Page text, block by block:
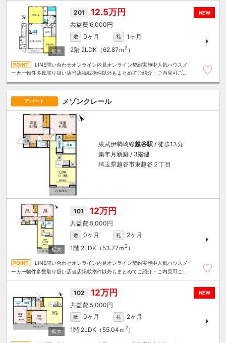
NEW
201 12.5万円
6,000円
敷 0ヶ月 礼
1ヶ月
2階 2LDK（62.87ｍ 2）
LINE問い合わせオンライン内見オンライン契約実施中人気ハウスメ
ーカー物件多数取り扱い店当店掲載物件以外もまとめてご紹介・ご内見可ご予
アパート メゾンクレール
東武伊勢崎線越谷駅 / 徒歩13分
築年月新築 / 3階建
埼玉県越谷市東越谷２丁目
101 12万円
5,000円
敷 0ヶ月 礼
2ヶ月
1階 2LDK（53.77ｍ 2）
LINE問い合わせオンライン内見オンライン契約実施中人気ハウスメ
ーカー物件多数取り扱い店当店掲載物件以外もまとめてご紹介・ご内見可ご予
NEW
102 12万円
5,000円
敷 0ヶ月 礼
2ヶ月
1階 2LDK（55.04ｍ 2）